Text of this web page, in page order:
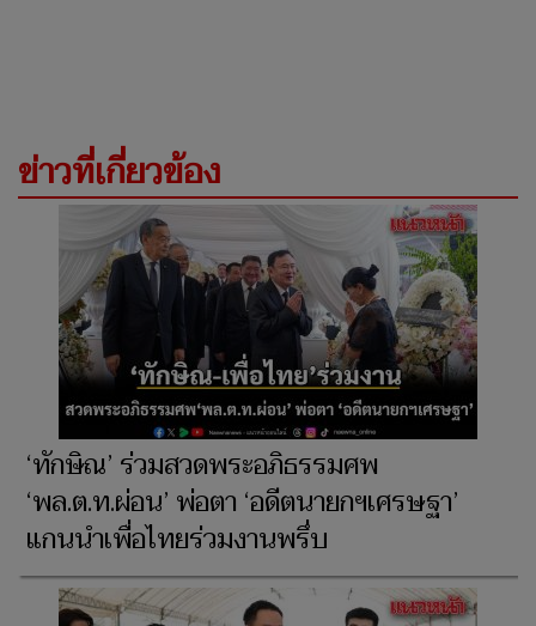
ข่าวที่เกี่ยวข้อง
‘ทักษิณ’ ร่วมสวดพระอภิธรรมศพ
‘พล.ต.ท.ผ่อน’ พ่อตา ‘อดีตนายกฯเศรษฐา’
แกนนำเพื่อไทยร่วมงานพรึ่บ